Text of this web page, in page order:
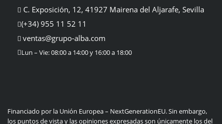
C. Exposición, 12, 41927 Mairena del Aljarafe, Sevilla
(+34) 955 11 52 11
ventas@grupo-alba.com
Lun – Vie: 08:00 a 14:00 y 16:00 a 18:00
Financiado por la Unión Europea – NextGenerationEU. Sin embargo,
los puntos de vista y las opiniones expresadas son únicamente los del